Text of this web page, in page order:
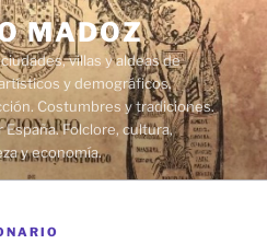
MADOZ
villas y aldeas de
y demográficos.
Costumbres y tradiciones.
Folclore, cultura,
y economía.